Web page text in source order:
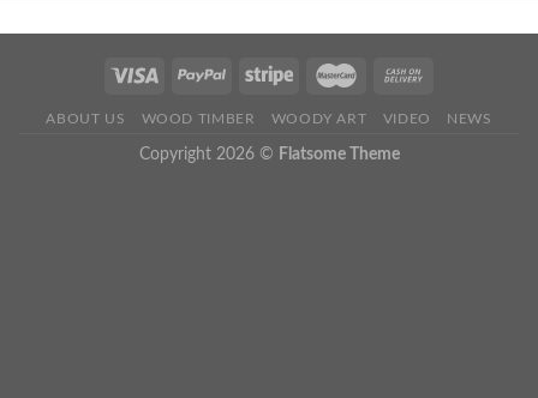
ABOUT US WOOD TIMBER WOODY ART VIDEO NEWS
Copyright 2026 © Flatsome Theme